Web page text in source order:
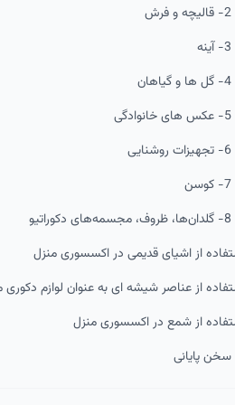
2- قالیچه و فرش
3- آینه
4- گل ها و گیاهان
5- عکس های خانوادگی
6- تجهیزات روشنایی
7- کوسن
8- گلدان‌ها، ظروف، مجسمه‌های دکوراتیو
از اشیای قدیمی در اکسسوری منزل
از عناصر شیشه ای به عنوان لوازم دکوری
از شمع در اکسسوری منزل
سخن پایانی